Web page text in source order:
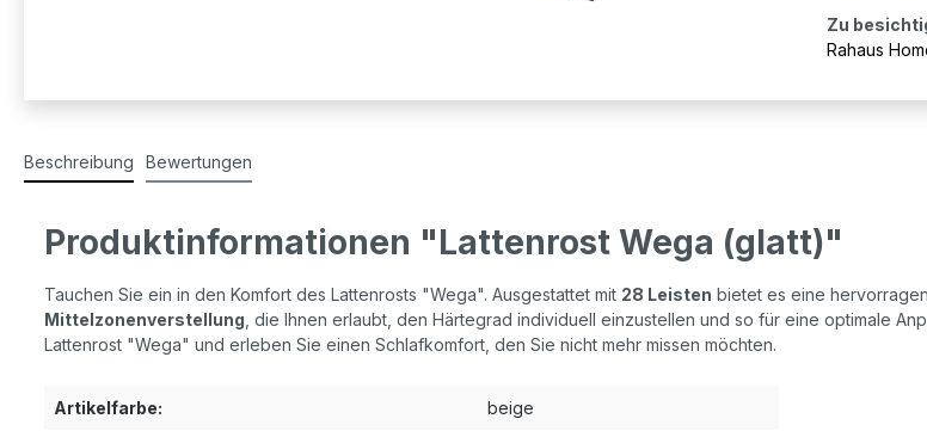
Zu
Rahaus
Beschreibung Bewertungen
Produktinformationen "Lattenrost Wega (glatt)"
Tauchen Sie ein in den Komfort des Lattenrosts "Wega". Ausgestattet mit 28 Leisten bietet es eine
Mittelzonenverstellung , die Ihnen erlaubt, den Härtegrad individuell einzustellen und so für eine optimale
Lattenrost "Wega" und erleben Sie einen Schlafkomfort, den Sie nicht mehr missen möchten.
Artikelfarbe: beige